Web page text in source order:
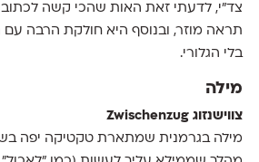
צד״י, לדעתי זאת האות שהכי קשה לכתוב
תראה מוזר, ובנוסף היא חולקת הרבה
בלי הגלורי.
מילה
צווישנזוג Zwischenzug
מילה בגרמנית שמתארת טקטיקה יפה